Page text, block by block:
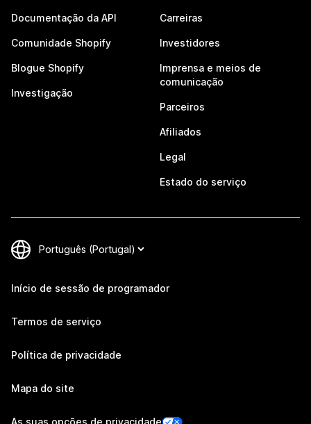
Documentação da API
Comunidade Shopify
Blogue Shopify
Investigação
Carreiras
Investidores
Imprensa e meios de
comunicação
Parceiros
Afiliados
Legal
Estado do serviço
Início de sessão de programador
Termos de serviço
Política de privacidade
Mapa do site
As suas opções de privacidade